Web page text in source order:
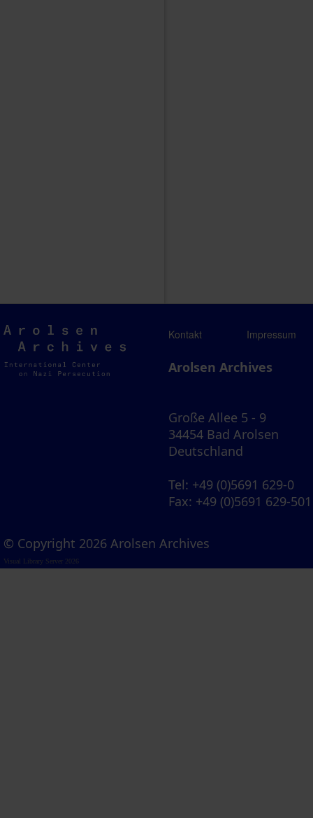
Arolsen
Archives
Kontakt Impressum
Arolsen Archives
Große Allee 5 - 9
34454 Bad Arolsen
Deutschland
Tel: +49 (0)5691 629-0
Fax: +49 (0)5691 629-501
© Copyright 2026 Arolsen Archives
Visual Library Server 2026